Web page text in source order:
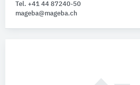
Tel. +41 44 87240-50
mageba@mageba.ch